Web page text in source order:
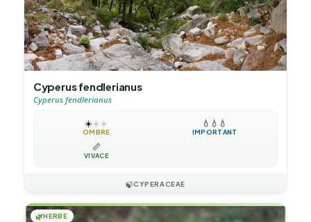
Cyperus fendlerianus
Cyperus fendlerianus
☀️☀️☀️
OMBRE
💧 💧 💧
IMPORTANT
📏
VIVACE
🍃CYPERACEAE
🌿HERBE